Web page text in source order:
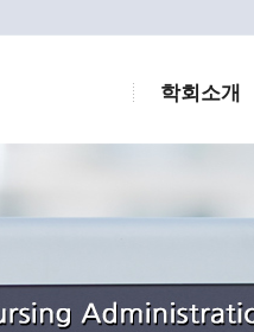
학회소개